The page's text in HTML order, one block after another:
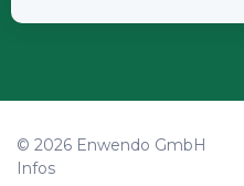
© 2026 Enwendo GmbH
Infos